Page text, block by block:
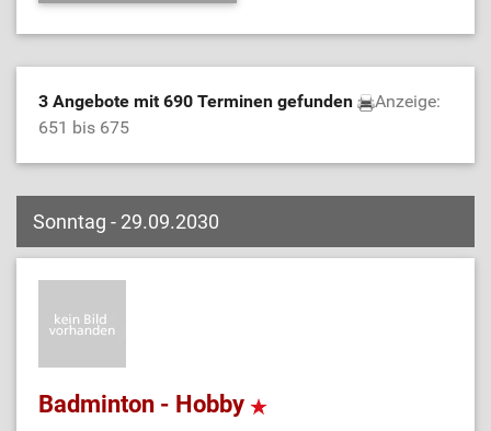
3 Angebote mit 690 Terminen gefunden
Anzeige:
651 bis 675
Sonntag - 29.09.2030
Badminton - Hobby